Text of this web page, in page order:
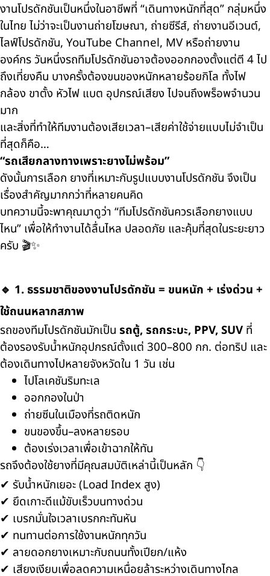
งานโปรดักชันเป็นหนึ่งในอาชีพที่ “เดินทางหนักที่สุด” กลุ่มหนึ่ง
ในไทย ไม่ว่าจะเป็นงานถ่ายโฆษณา, ถ่ายซีรีส์, ถ่ายงานอีเวนต์,
ไลฟ์โปรดักชัน, YouTube Channel, MV หรือถ่ายงาน
องค์กร วันหนึ่งรถทีมโปรดักชันอาจต้องออกกองตั้งแต่ตี 4 ไป
ถึงเที่ยงคืน บางครั้งต้องขนของหนักหลายร้อยกิโล ทั้งไฟ
กล้อง ขาตั้ง หัวไฟ แบต อุปกรณ์เสียง ไปจนถึงพร็อพจำนวน
มาก
และสิ่งที่ทำให้ทีมงานต้องเสียเวลา–เสียค่าใช้จ่ายแบบไม่จำเป็น
ที่สุดก็คือ…
“รถเสียกลางทางเพราะยางไม่พร้อม”
ดังนั้นการเลือก ยางที่เหมาะกับรูปแบบงานโปรดักชัน จึงเป็น
เรื่องสำคัญมากกว่าที่หลายคนคิด
บทความนี้จะพาคุณมาดูว่า “ทีมโปรดักชันควรเลือกยางแบบ
ไหน” เพื่อให้ทำงานได้ลื่นไหล ปลอดภัย และคุ้มที่สุดในระยะยาว
ครับ 🎬✨
🔹 1. ธรรมชาติของงานโปรดักชัน = ขนหนัก + เร่งด่วน +
ใช้ถนนหลากสภาพ
รถของทีมโปรดักชันมักเป็น รถตู้, รถกระบะ, PPV, SUV ที่
ต้องรองรับน้ำหนักอุปกรณ์ตั้งแต่ 300–800 กก. ต่อทริป และ
ต้องเดินทางไปหลายจังหวัดใน 1 วัน เช่น
ไปโลเคชันริมทะเล
ออกกองในป่า
ถ่ายซีนในเมืองที่รถติดหนัก
ขนของขึ้น–ลงหลายรอบ
ต้องเร่งเวลาเพื่อเข้าฉากให้ทัน
รถจึงต้องใช้ยางที่มีคุณสมบัติเหล่านี้เป็นหลัก 👇
✔ รับน้ำหนักเยอะ (Load Index สูง)
✔ ยึดเกาะดีแม้ขับเร็วบนทางด่วน
✔ เบรกมั่นใจเวลาเบรกกะทันหัน
✔ ทนทานต่อการใช้งานหนักทุกวัน
✔ ลายดอกยางเหมาะกับถนนทั้งเปียก/แห้ง
✔ เสียงเงียบเพื่อลดความเหนื่อยล้าระหว่างเดินทางไกล